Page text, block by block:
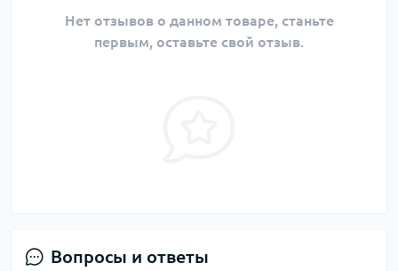
Нет отзывов о данном товаре, станьте
первым, оставьте свой отзыв.
Вопросы и ответы